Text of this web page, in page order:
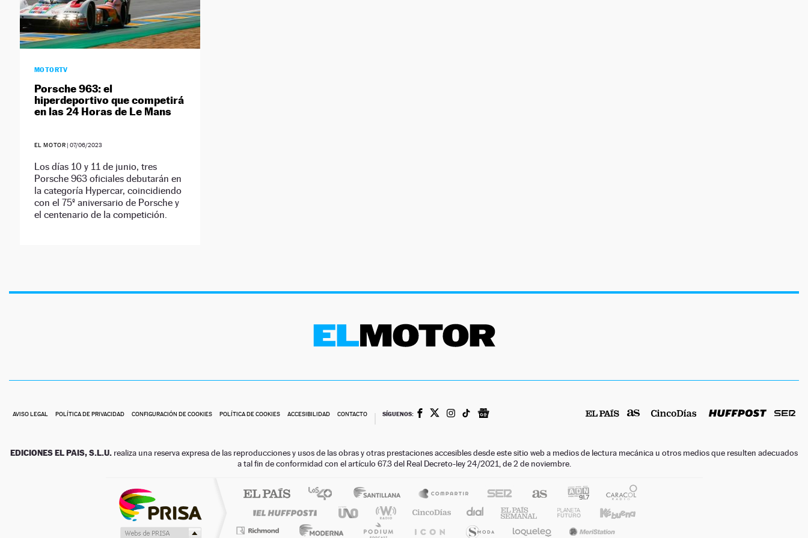
MOTORTV
Porsche 963: el
hiperdeportivo que competirá
en las 24 Horas de Le Mans
EL MOTOR |07/06/2023
Los días 10 y 11 de junio, tres
Porsche 963 oficiales debutarán en
la categoría Hypercar, coincidiendo
con el 75º aniversario de Porsche y
el centenario de la competición.
AVISO LEGAL POLÍTICA DE PRIVACIDAD CONFIGURACIÓN DE COOKIES POLÍTICA DE COOKIES ACCESIBILIDAD CONTACTO SÍGUENOS:
EDICIONES EL PAIS, S.L.U. realiza una reserva expresa de las reproducciones y usos de las obras y otras prestaciones accesibles desde este sitio web a medios de lectura mecánica u otros medios que resulten adecuados
a tal fin de conformidad con el artículo 67.3 del Real Decreto-ley 24/2021, de 2 de noviembre.